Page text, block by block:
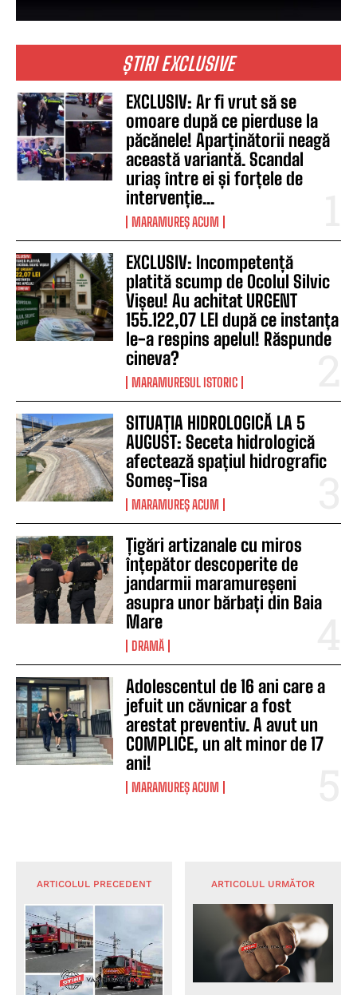
ȘTIRI EXCLUSIVE
EXCLUSIV: Ar fi vrut să se
omoare după ce pierduse la
păcănele! Aparținătorii neagă
această variantă. Scandal
uriaș între ei și forțele de
intervenție...
MARAMUREȘ ACUM
EXCLUSIV: Incompetență
platită scump de Ocolul Silvic
Vișeu! Au achitat URGENT
155.122,07 LEI după ce instanța
le-a respins apelul! Răspunde
cineva?
MARAMURESUL ISTORIC
SITUAȚIA HIDROLOGICĂ LA 5
AUGUST: Seceta hidrologică
afectează spațiul hidrografic
Someș-Tisa
MARAMUREȘ ACUM
Țigări artizanale cu miros
înțepător descoperite de
jandarmii maramureșeni
asupra unor bărbați din Baia
Mare
DRAMĂ
Adolescentul de 16 ani care a
jefuit un căvnicar a fost
arestat preventiv. A avut un
COMPLICE, un alt minor de 17
ani!
MARAMUREȘ ACUM
ARTICOLUL PRECEDENT ARTICOLUL URMĂTOR